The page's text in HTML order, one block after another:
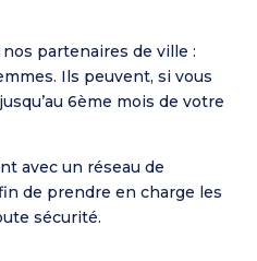
partenaires de ville :
Ils peuvent, si vous
6ème mois de votre
avec un réseau de
de prendre en charge les
sécurité.